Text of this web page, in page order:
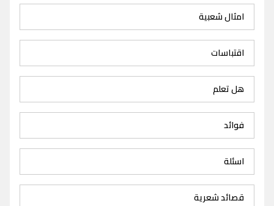
امثال شعبية
اقتباسات
هل تعلم
فوائد
اسئلة
قصائد شعرية